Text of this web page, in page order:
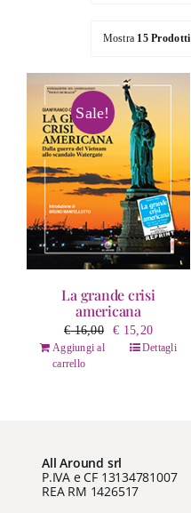
Le Collane
Catalogo
Mostra 15 Prodotti
Sale!
La grande crisi
americana
€16,00
Il
prezzo
€ 15,20Il
prezzo
Aggiungi al
carrello
Dettagli
All Around srl
P.IVA e CF 13134781007
REA RM 1426517